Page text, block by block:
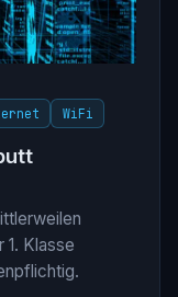
WiFi
1. Klasse